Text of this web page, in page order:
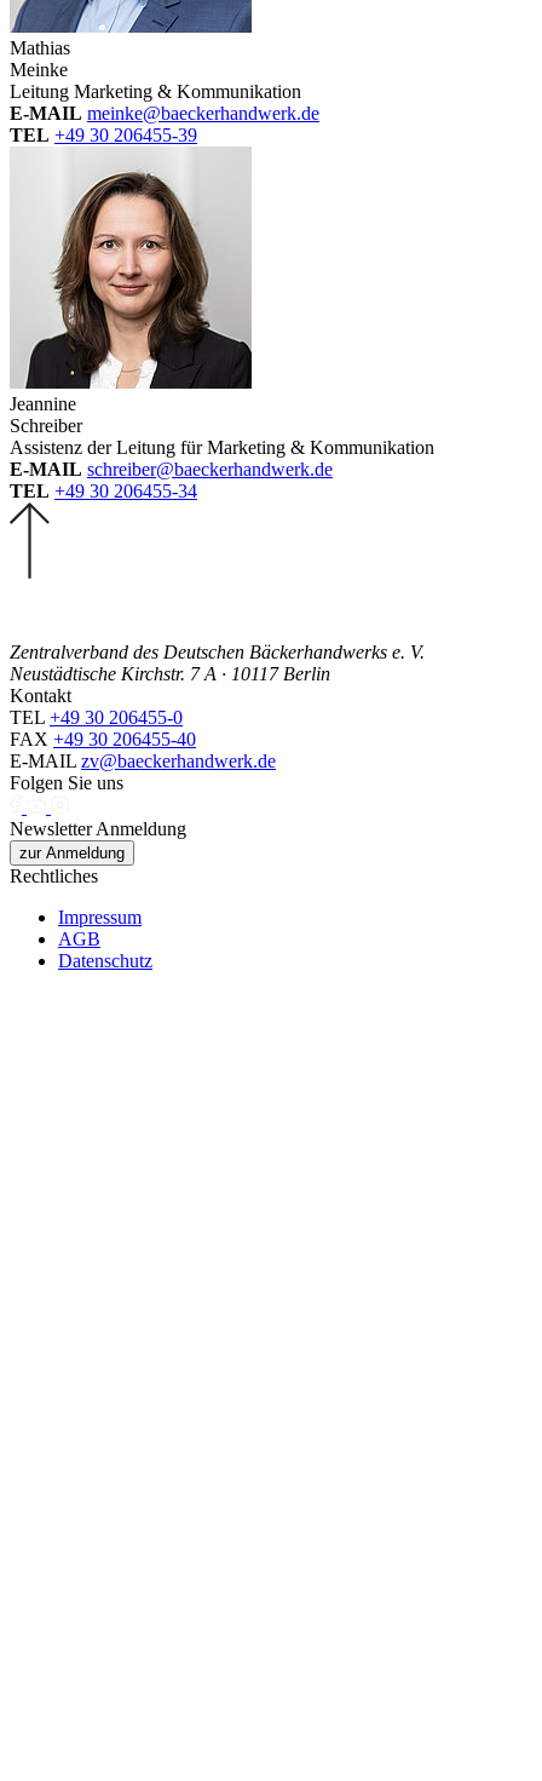
Mathias
Meinke
Leitung Marketing & Kommunikation
E-MAIL meinke@baeckerhandwerk.de
TEL +49 30 206455-39
Jeannine
Schreiber
Assistenz der Leitung für Marketing & Kommunikation
E-MAIL schreiber@baeckerhandwerk.de
TEL +49 30 206455-34
Zentralverband des Deutschen Bäckerhandwerks e. V.
Neustädtische Kirchstr. 7 A · 10117 Berlin
Kontakt
TEL +49 30 206455-0
FAX +49 30 206455-40
E-MAIL zv@baeckerhandwerk.de
Folgen Sie uns
Newsletter Anmeldung
zur Anmeldung
Rechtliches
Impressum
AGB
Datenschutz